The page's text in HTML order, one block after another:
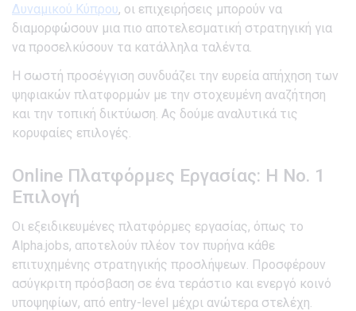
Δυναμικού Κύπρου, οι επιχειρήσεις μπορούν να
διαμορφώσουν μια πιο αποτελεσματική στρατηγική για
να προσελκύσουν τα κατάλληλα ταλέντα.
Η σωστή προσέγγιση συνδυάζει την ευρεία απήχηση των
ψηφιακών πλατφορμών με την στοχευμένη αναζήτηση
και την τοπική δικτύωση. Ας δούμε αναλυτικά τις
κορυφαίες επιλογές.
Online Πλατφόρμες Εργασίας: Η Νο. 1
Επιλογή
Οι εξειδικευμένες πλατφόρμες εργασίας, όπως το
Alpha.jobs, αποτελούν πλέον τον πυρήνα κάθε
επιτυχημένης στρατηγικής προσλήψεων. Προσφέρουν
ασύγκριτη πρόσβαση σε ένα τεράστιο και ενεργό κοινό
υποψηφίων, από entry-level μέχρι ανώτερα στελέχη.